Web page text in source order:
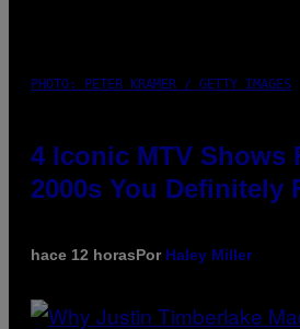
PHOTO: PETER KRAMER / GETTY IMAGES
4 Iconic MTV Shows
2000s You Definitely
hace 12 horasPor Haley Miller